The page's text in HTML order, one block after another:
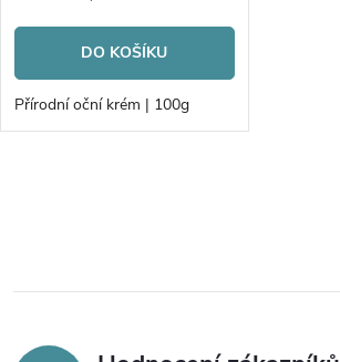
o
d
t
ů
r
o
d
t
DO KOŠÍKU
Přírodní oční krém | 100g
l